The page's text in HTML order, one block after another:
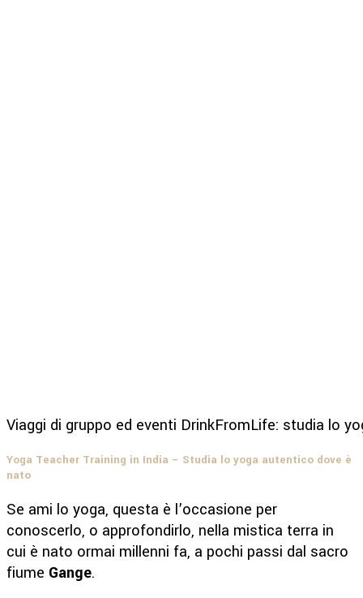
Viaggi di gruppo ed eventi DrinkFromLife: studia lo
Yoga Teacher Training in India – Studia lo yoga autentico dove è
nato
Se ami lo yoga, questa è l’occasione per
conoscerlo, o approfondirlo, nella mistica terra in
cui è nato ormai millenni fa, a pochi passi dal sacro
fiume Gange.